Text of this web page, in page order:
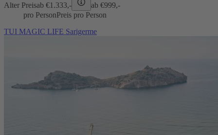
Alter Preisab €1.333,- ab €999,-
pro PersonPreis pro Person
TUI MAGIC LIFE Sarigerme